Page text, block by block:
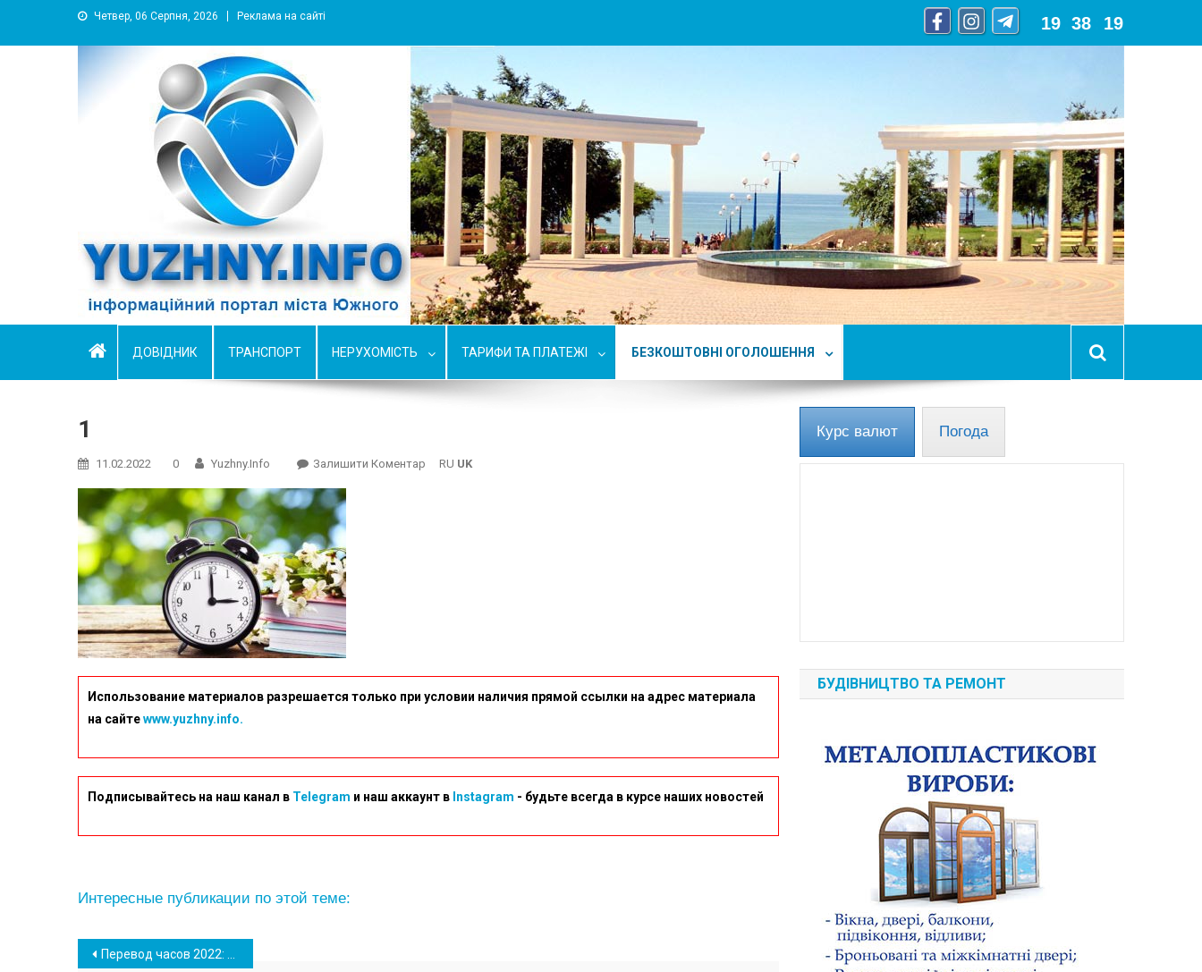
Четвер, 06 Серпня, 2026 Реклама на сайті 19 38 20
YUZHNY.INFO
информационный портал города Южный
ДОВІДНИК ТРАНСПОРТ НЕРУХОМІСТЬ ТАРИФИ ТА ПЛАТЕЖІ БЕЗКОШТОВНІ ОГОЛОШЕННЯ
1
11.02.2022 0 Yuzhny.info Залишити Коментар RU UK
Использование материалов разрешается только при условии наличия прямой ссылки на адрес материала
на сайтеwww.yuzhny.info.
Подписывайтесь на наш канал в Telegram и наш аккаунт в Instagram - будьте всегда в курсе наших новостей
Интересные публикации по этой теме:
Навігація
Перевод часов 2022: когда Украина перейдет на летнее время
Курс валют Погода
БУДІВНИЦТВО ТА РЕМОНТ